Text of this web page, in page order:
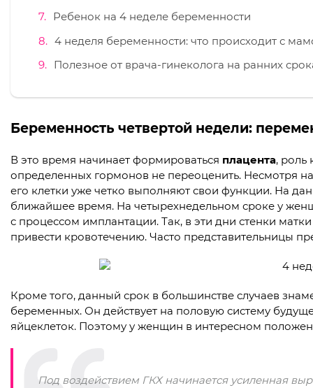
Ребенок на 4 неделе беременности
4 неделя беременности: что происходит с
Полезное от врача-гинеколога на ранних
Беременность четвертой недели:
В это время начинает формироваться плацента, роль
определенных гормонов не переоценить. Несмотря
его клетки уже четко выполняют свои функции. На
ближайшее время. На четырехнедельном сроке у
с процессом имплантации. Так, в эти дни стенки
привести кровотечению. Часто представительницы
Кроме того, данный срок в большинстве случаев
беременных. Он действует на половую систему
яйцеклеток. Поэтому у женщин в интересном
Под воздействием ГКХ начинается усиленная